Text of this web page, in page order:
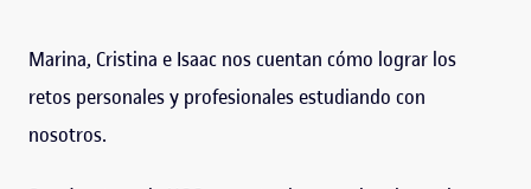
Marina, Cristina e Isaac nos cuentan cómo lograr los
retos personales y profesionales estudiando con
nosotros.